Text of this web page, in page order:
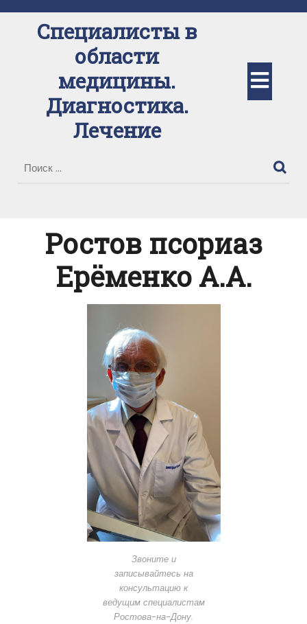
содержимомуСпециалисты в
области
медицины.
Диагностика.
Лечение
Ростов псориаз
Ерёменко А.А.
Звоните и
записывайтесь на
консультацию к
ведущим специалистам
Ростова-на-Дону.